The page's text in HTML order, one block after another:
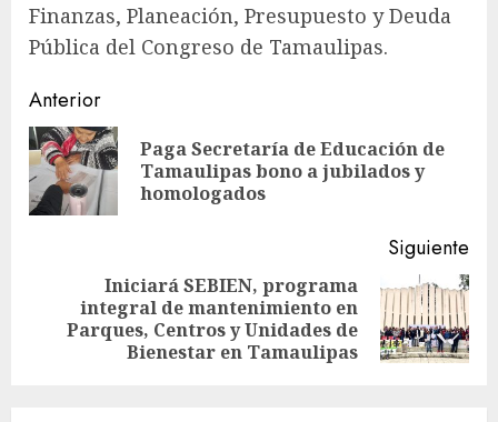
Finanzas, Planeación, Presupuesto y Deuda
Pública del Congreso de Tamaulipas.
Sigue
leyendo
Anterior
Paga Secretaría de Educación de
Tamaulipas bono a jubilados y
homologados
Siguiente
Siguiente
entrada:
Iniciará SEBIEN, programa
integral de mantenimiento en
Parques, Centros y Unidades de
Bienestar en Tamaulipas